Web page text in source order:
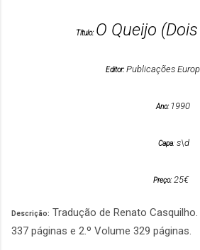
Título: O Queijo
Editor:Publicações
Ano: 1990
Capa: s\d
Preço: 25€
Descrição: Tradução de Renato
337 páginas e 2 .º Volume 329 páginas